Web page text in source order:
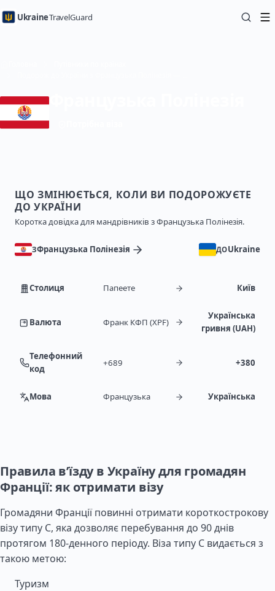
UkraineTravelGuard
ЩО ЗМІНЮЄТЬСЯ, КОЛИ ВИ ПОДОРОЖУЄТЕ
ДО УКРАЇНИ
Коротка довідка для мандрівників з Французька Полінезія.
ЗФранцузька Полінезія ДОUkraine
Столиця Папеете Київ
Валюта Франк КФП (XPF)
Українська
гривня (UAH)
Телефонний
код
+689 +380
Мова Французька Українська
Правила в’їзду в Україну для громадян
Франції: як отримати візу
Громадяни Франції повинні отримати короткострокову
візу типу C, яка дозволяє перебування до 90 днів
протягом 180-денного періоду. Віза типу C видається з
такою метою:
Туризм